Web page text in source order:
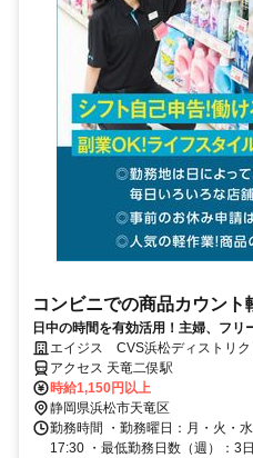
コンビニでの商品カウント
日中の時間を有効活用！主婦、フリ
接で合否決定！応募時は履歴書不要
エイジス CVS浜松ディストリ
アクセス 天竜二俣駅
時給1,150円以上
静岡県浜松市天竜区
勤務時間 ・勤務曜日：月・火・
17:30 ・最低勤務日数（週）：3